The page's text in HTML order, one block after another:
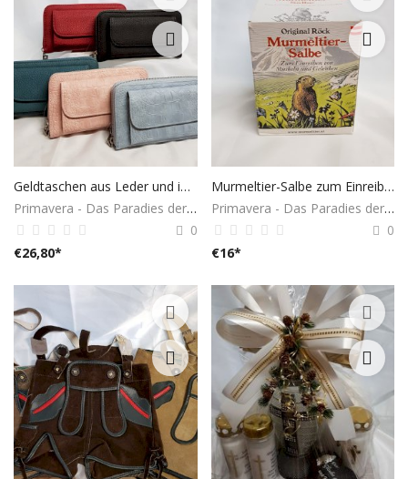
Geldtaschen aus Leder und in verschiedenen Farben
Primavera - Das Paradies der Geschenke
0
€26,80*
Murmeltier-Salbe zum Einreiben und Massieren bei müden Muskeln oder Gelenken
Primavera - Das Paradies der Geschenke
0
€16*